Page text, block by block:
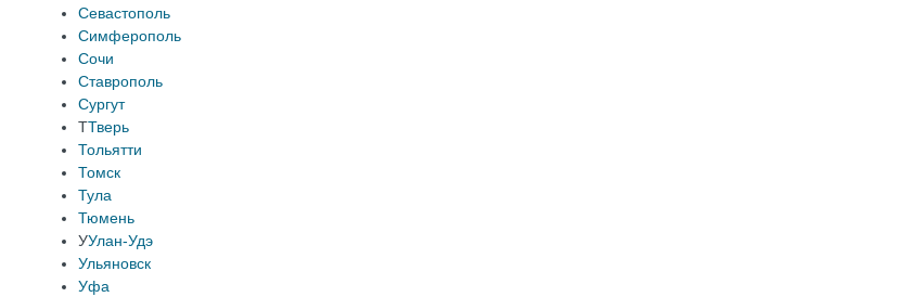
Севастополь
Симферополь
Сочи
Ставрополь
Сургут
ТТверь
Тольятти
Томск
Тула
Тюмень
УУлан-Удэ
Ульяновск
Уфа